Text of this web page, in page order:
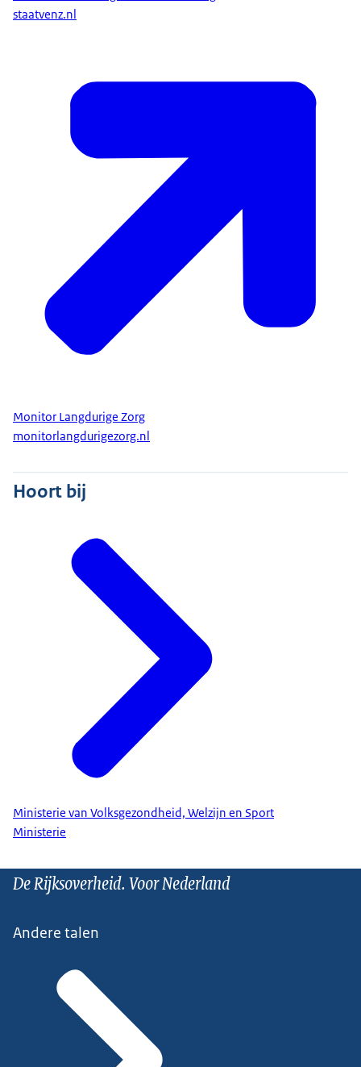
staatvenz.nl
Monitor Langdurige Zorg
monitorlangdurigezorg.nl
Hoort bij
Ministerie van Volksgezondheid, Welzijn en Sport
Ministerie
De Rijksoverheid. Voor Nederland
Andere talen